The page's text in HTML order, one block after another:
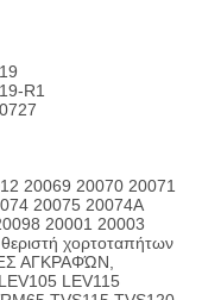
R1
20069 20070 20071
20075 20074A
20001 20003
χορτοταπήτων
ΑΓΚΡΑΦΏΝ,
LEV115